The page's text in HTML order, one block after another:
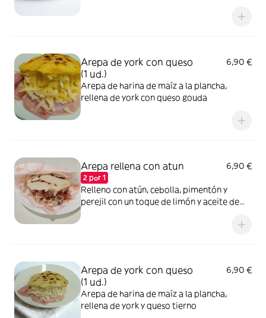
Arepa de york con queso
(1 ud.)
6,90 €
Arepa de harina de maíz a la plancha,
rellena de york con queso gouda
Arepa rellena con atun
2 por 1
6,90 €
Relleno con atún, cebolla, pimentón y
perejil con un toque de limón y aceite de
Arepa de york con queso
(1 ud.)
6,90 €
Arepa de harina de maíz a la plancha,
rellena de york y queso tierno